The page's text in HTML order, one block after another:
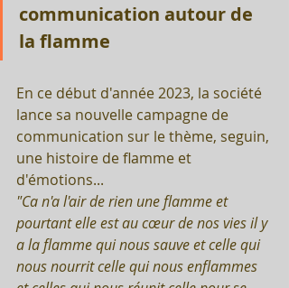
communication autour de
la flamme
En ce début d'année 2023, la société
lance sa nouvelle campagne de
communication sur le thème, seguin,
une histoire de flamme et
d'émotions...
"Ca n'a l'air de rien une flamme et
pourtant elle est au cœur de nos vies il y
a la flamme qui nous sauve et celle qui
nous nourrit celle qui nous enflammes